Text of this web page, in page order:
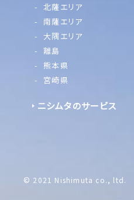
北薩エリア
南薩エリア
大隅エリア
離島
熊本県
宮崎県
ニシムタのサービス
© 2021 Nishimuta co., ltd.